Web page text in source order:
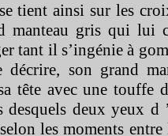
tient ainsi sur les
manteau gris qui lui
tant il s’ingénie à
son grand
tête avec une touffe
desquels deux yeux
les moments